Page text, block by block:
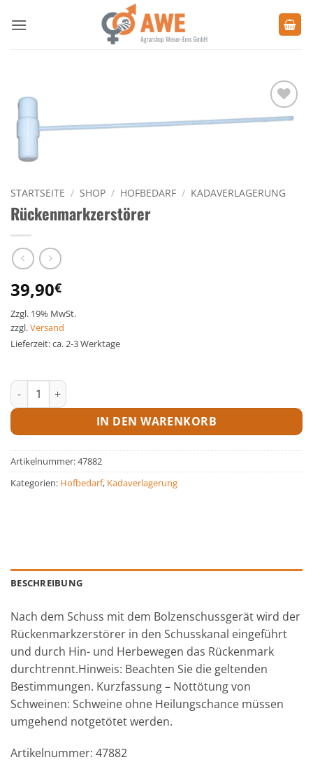
Inhalt
Zu den
STARTSEITE / SHOP / HOFBEDARF / KADAVERLAGERUNG
Rückenmarkzerstörer
39,90€
Zzgl. 19% MwSt.
zzgl.Versand
Lieferzeit: ca. 2-3 Werktage
Rückenmarkzerstörer Menge
IN DEN WARENKORB
Artikelnummer:47882
Kategorien: Hofbedarf, Kadaverlagerung
BESCHREIBUNG
Nach dem Schuss mit dem Bolzenschussgerät wird der
Rückenmarkzerstörer in den Schusskanal eingeführt
und durch Hin- und Herbewegen das Rückenmark
durchtrennt.Hinweis: Beachten Sie die geltenden
Bestimmungen. Kurzfassung – Nottötung von
Schweinen: Schweine ohne Heilungschance müssen
umgehend notgetötet werden.
Artikelnummer: 47882